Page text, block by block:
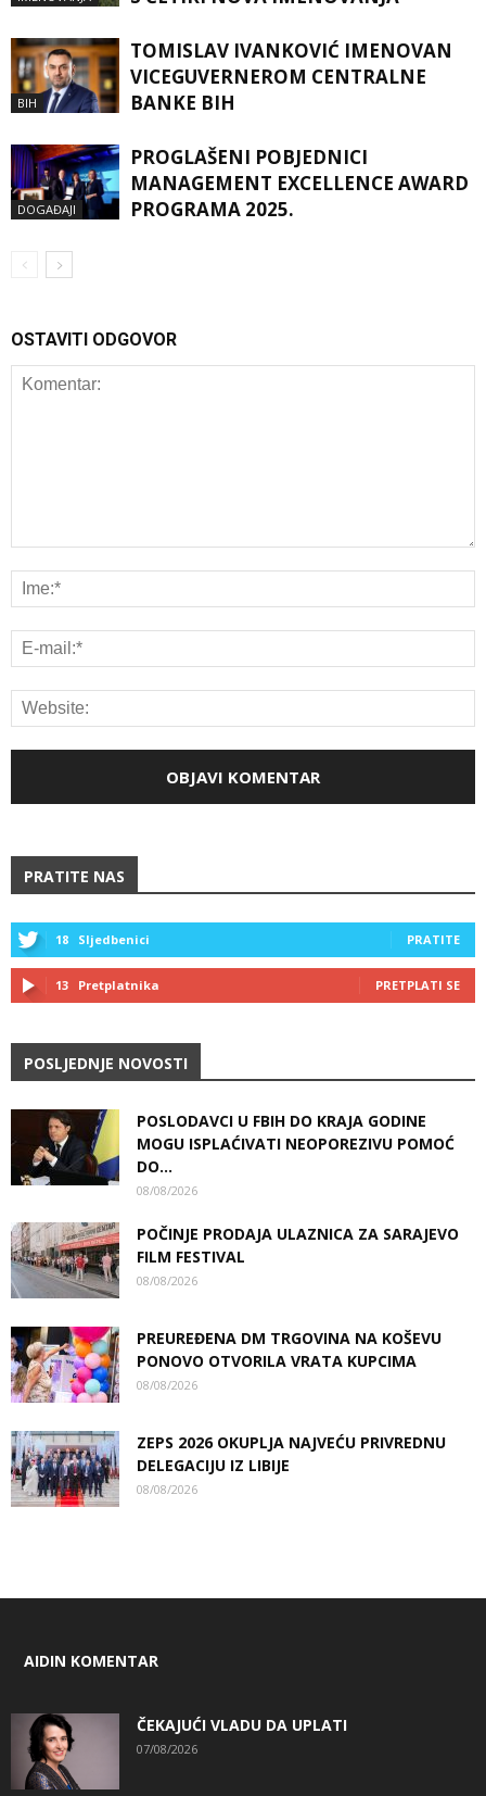
BIH
TOMISLAV IVANKOVIĆ IMENOVAN
VICEGUVERNEROM CENTRALNE
BANKE BIH
DOGAĐAJI
PROGLAŠENI POBJEDNICI
MANAGEMENT EXCELLENCE AWARD
PROGRAMA 2025.
OSTAVITI ODGOVOR
PRATITE NAS
18 Sljedbenici PRATITE
13 Pretplatnika PRETPLATI SE
POSLJEDNJE NOVOSTI
POSLODAVCI U FBIH DO KRAJA GODINE
MOGU ISPLAĆIVATI NEOPOREZIVU POMOĆ
DO...
08/08/2026
POČINJE PRODAJA ULAZNICA ZA SARAJEVO
FILM FESTIVAL
08/08/2026
PREUREĐENA DM TRGOVINA NA KOŠEVU
PONOVO OTVORILA VRATA KUPCIMA
08/08/2026
ZEPS 2026 OKUPLJA NAJVEĆU PRIVREDNU
DELEGACIJU IZ LIBIJE
08/08/2026
AIDIN KOMENTAR
ČEKAJUĆI VLADU DA UPLATI
07/08/2026